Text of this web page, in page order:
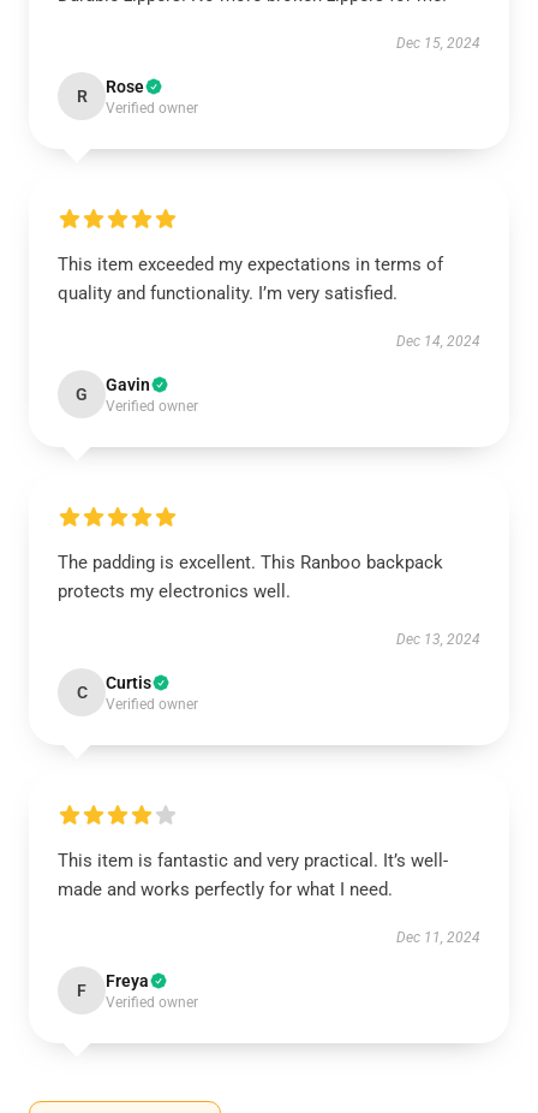
Dec 15, 2024
R Rose
Verified owner
This item exceeded my expectations in terms of
quality and functionality. I’m very satisfied.
Dec 14, 2024
G Gavin
Verified owner
The padding is excellent. This Ranboo backpack
protects my electronics well.
Dec 13, 2024
C Curtis
Verified owner
This item is fantastic and very practical. It’s well-
made and works perfectly for what I need.
Dec 11, 2024
F Freya
Verified owner